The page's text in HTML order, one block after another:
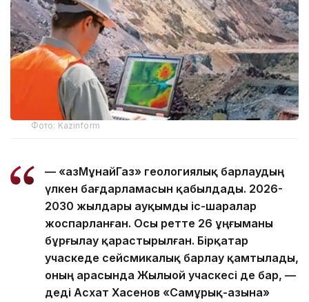
Фото: Kazinform
— «ҚазМұнайГаз» геологиялық барлаудың
үлкен бағдарламасын қабылдады. 2026-
2030 жылдары ауқымды іс-шаралар
жоспарланған. Осы ретте 26 ұңғыманы
бұрғылау қарастырылған. Бірқатар
учаскеде сейсмикалық барлау қамтылады,
оның арасында Жылыой учаскесі де бар, —
деді Асхат Хасенов «Самұрық-Қазына»